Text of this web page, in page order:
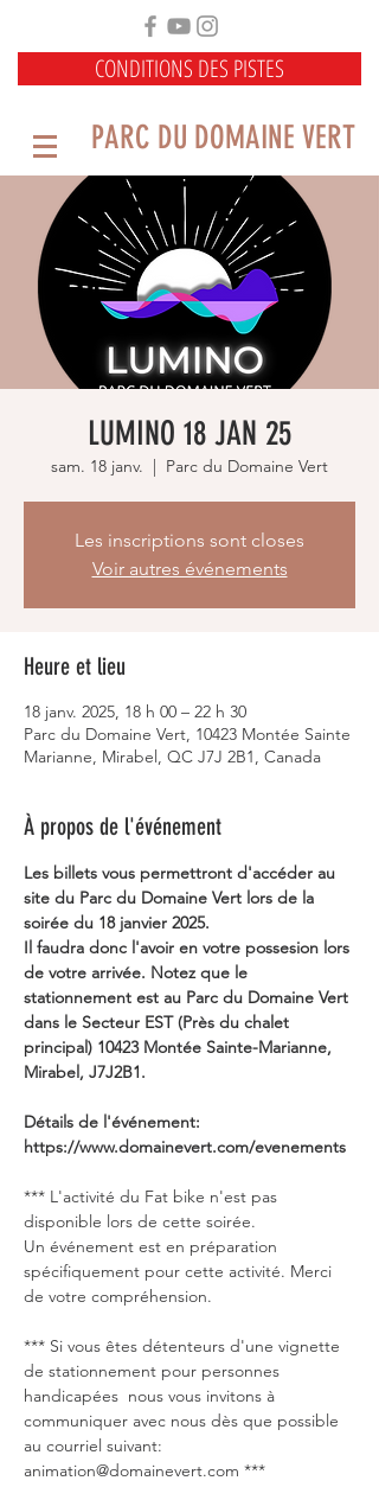
CONDITIONS DES PISTES
PARC DU DOMAINE VERT
LUMINO 18 JAN 25
sam. 18 janv.
  |
Parc du Domaine Vert
Les inscriptions sont closes
Voir autres événements
Heure et lieu
18 janv. 2025, 18 h 00 – 22 h 30
Parc du Domaine Vert, 10423 Montée Sainte
Marianne, Mirabel, QC J7J 2B1, Canada
À propos de l'événement
Les billets vous permettront d'accéder au
site du Parc du Domaine Vert lors de la
soirée du 18 janvier 2025.
Il faudra donc l'avoir en votre possesion lors
de votre arrivée. Notez que le
stationnement est au Parc du Domaine Vert
dans le Secteur EST (Près du chalet
principal) 10423 Montée Sainte-Marianne,
Mirabel, J7J2B1.
Détails de l'événement:
https://www.domainevert.com/evenements
*** L'activité du Fat bike n'est pas
disponible lors de cette soirée.
Un événement est en préparation
spécifiquement pour cette activité. Merci
de votre compréhension.
*** Si vous êtes détenteurs d'une vignette
de stationnement pour personnes
handicapées  nous vous invitons à
communiquer avec nous dès que possible
au courriel suivant:
animation@domainevert.com ***